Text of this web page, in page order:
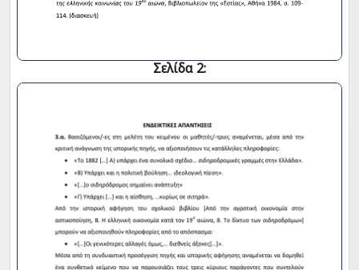
Σελίδα 2: